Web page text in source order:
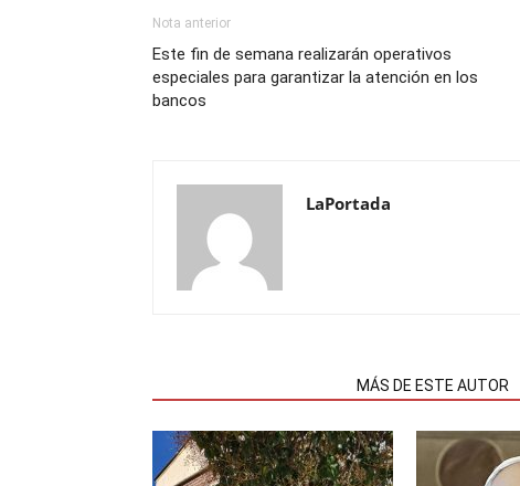
Nota anterior
Este fin de semana realizarán operativos
especiales para garantizar la atención en los
bancos
LaPortada
MÁS DE ESTE AUTOR